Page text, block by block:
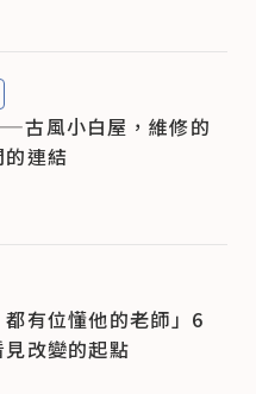
古風小白屋，維修的
連結
都有位懂他的老師」6
改變的起點